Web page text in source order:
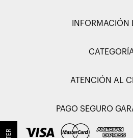
INFORMACIÓN
ATENCIÓN AL
PAGO SEGURO